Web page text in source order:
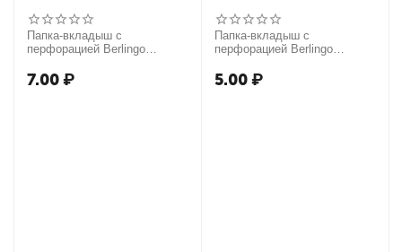
Папка-вкладыш с
перфорацией Berlingo
глянцевая
7.00₽
Папка-вкладыш с
перфорацией Berlingo
рельефная текстура,
матовая
5.00₽